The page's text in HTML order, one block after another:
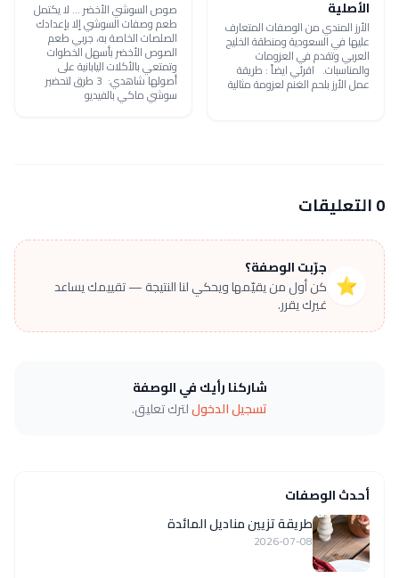
الأصلية
الأرز المندي من الوصفات المتعارف
عليها في السعودية ومنطقة الخليج
العربي وتقدم في العزومات
والمناسبات. اقرئي ايضاً : طريقة
عمل الأرز بلحم الغنم لعزومة مثالية
صوص السوشي الأخضر ... لا يكتمل
طعم وصفات السوشي إلا بإعدادك
الصلصات الخاصة به، جربي طعم
الصوص الأخضر بأسهل الخطوات
وتمتعي بالأكلات اليابانية على
أصولها شاهدي: 3 طرق لتحضير
سوشي ماكي بالفيديو
0 التعليقات
⭐
جرّبت الوصفة؟
كن أول من يقيّمها ويحكي لنا النتيجة — تقييمك يساعد
غيرك يقرر.
شاركنا رأيك في الوصفة
تسجيل الدخوللترك تعليق.
أحدث الوصفات
طريقة تزيين مناديل المائدة
2026-07-08